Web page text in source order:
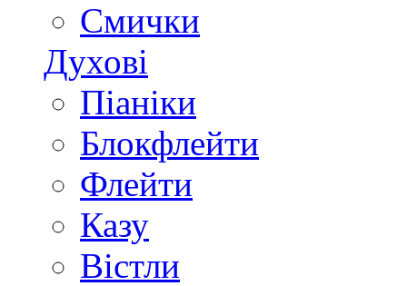
Смички
Духові
Піаніки
Блокфлейти
Флейти
Казу
Вістли